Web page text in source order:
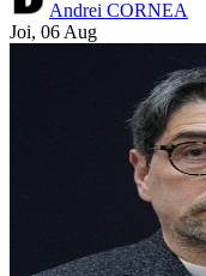
Andrei CORNEA
Joi, 06 Aug